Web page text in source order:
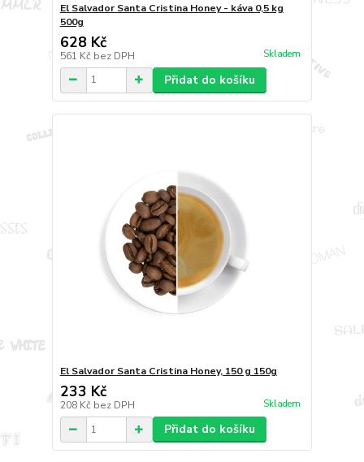
El Salvador Santa Cristina Honey - káva 0,5 kg
500g
628 Kč
561 Kč bez DPH Skladem
Přidat do košíku
El Salvador Santa Cristina Honey, 150 g 150g
233 Kč
208 Kč bez DPH Skladem
Přidat do košíku